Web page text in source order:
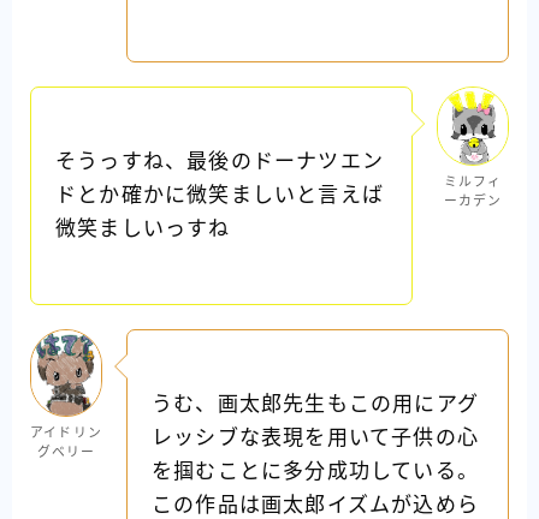
そうっすね、最後のドーナツエン
ドとか確かに微笑ましいと言えば
微笑ましいっすね
ミルフィ
ーカデン
アイドリン
グベリー
うむ、画太郎先生もこの用にアグ
レッシブな表現を用いて子供の心
を掴むことに多分成功している。
この作品は画太郎イズムが込めら